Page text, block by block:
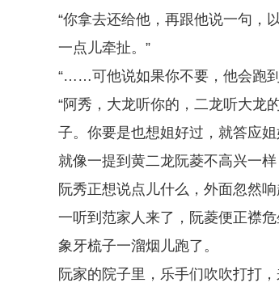
“你拿去还给他，再跟他说一句，
一点儿牵扯。”
“……可他说如果你不要，他会跑
“阿秀，大龙听你的，二龙听大龙
子。你要是也想姐好过，就答应姐
就像一提到黄二龙阮菱不高兴一
阮秀正想说点儿什么，外面忽然
一听到范家人来了，阮菱便正襟
象牙梳子一溜烟儿跑了。
阮家的院子里，乐手们吹吹打打